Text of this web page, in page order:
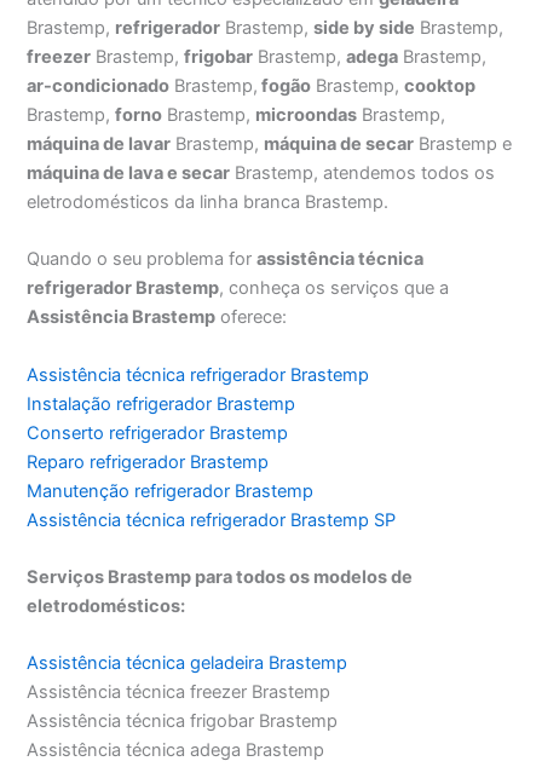
Brastemp, refrigerador Brastemp,side by side Brastemp,
freezer Brastemp,frigobar Brastemp,adega Brastemp,
ar-condicionado Brastemp, fogão Brastemp,cooktop
Brastemp,forno Brastemp, microondas Brastemp,
máquina de lavar Brastemp, máquina de secar Brastemp e
máquina de lava e secar Brastemp, atendemos todos os
eletrodomésticos da linha branca Brastemp.
Quando o seu problema forassistência técnica
refrigerador Brastemp, conheça os serviços que a
Assistência Brastemp oferece:
Assistência técnica refrigerador Brastemp
Instalação refrigerador Brastemp
Conserto refrigerador Brastemp
Reparo refrigerador Brastemp
Manutenção refrigerador Brastemp
Assistência técnica refrigerador Brastemp SP
Serviços Brastemp para todos os modelos de
eletrodomésticos:
Assistência técnica geladeira Brastemp
Assistência técnica freezer Brastemp
Assistência técnica frigobar Brastemp
Assistência técnica adega Brastemp